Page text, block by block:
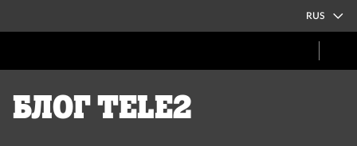
RUS
Блог Tele2